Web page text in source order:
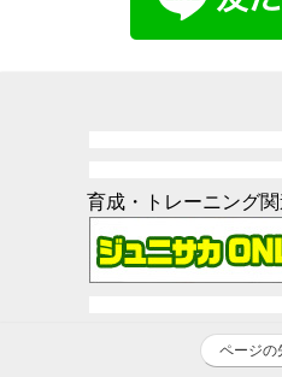
育成・トレーニング
ページの